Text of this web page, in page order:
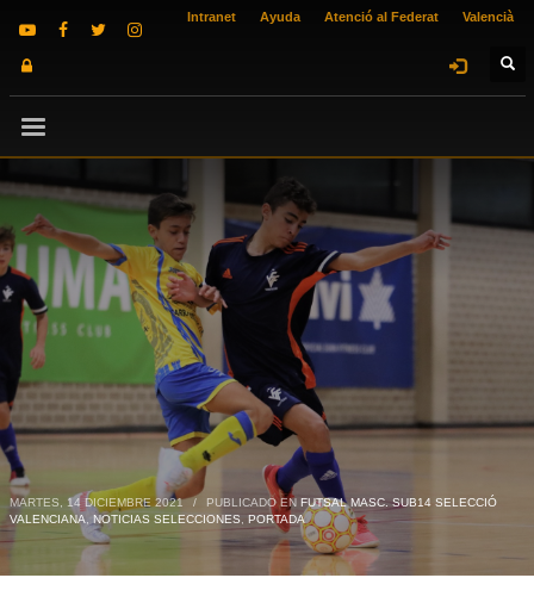
Intranet Ayuda Atenció al Federat Valencià
MARTES, 14 DICIEMBRE 2021 / PUBLICADO EN FUTSAL MASC. SUB14 SELECCIÓ
VALENCIANA, NOTICIAS SELECCIONES, PORTADA